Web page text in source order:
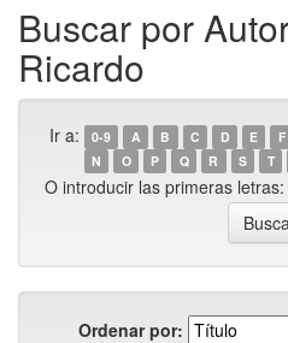
Buscar por
Ricardo
Ir a: 0-9 A B C D E F
N
O P Q R S T
O introducir las primeras letras:
Ordenar por: